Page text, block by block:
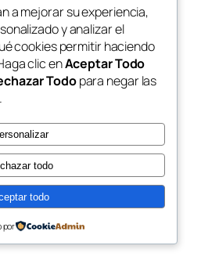
Diseñado conWordPress
a mejorar su experiencia,
y analizar el
cookies permitir haciendo
clic enAceptar Todo
Todopara negar las
todo
todo
por